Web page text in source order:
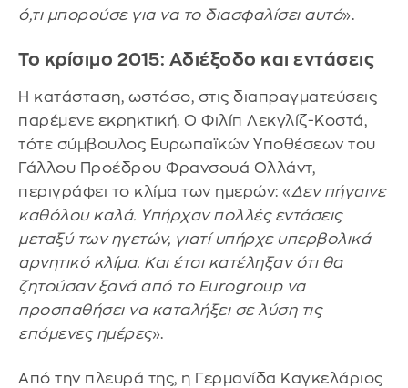
ό,τι μπορούσε για να το διασφαλίσει αυτό».
Το κρίσιμο 2015: Αδιέξοδο και εντάσεις
Η κατάσταση, ωστόσο, στις διαπραγματεύσεις
παρέμενε εκρηκτική. Ο Φιλίπ Λεκγλίζ-Κοστά,
τότε σύμβουλος Ευρωπαϊκών Υποθέσεων του
Γάλλου Προέδρου Φρανσουά Ολλάντ,
περιγράφει το κλίμα των ημερών: «Δεν πήγαινε
καθόλου καλά. Υπήρχαν πολλές εντάσεις
μεταξύ των ηγετών, γιατί υπήρχε υπερβολικά
αρνητικό κλίμα. Και έτσι κατέληξαν ότι θα
ζητούσαν ξανά από το Eurogroup να
προσπαθήσει να καταλήξει σε λύση τις
επόμενες ημέρες».
Από την πλευρά της, η Γερμανίδα Καγκελάριος